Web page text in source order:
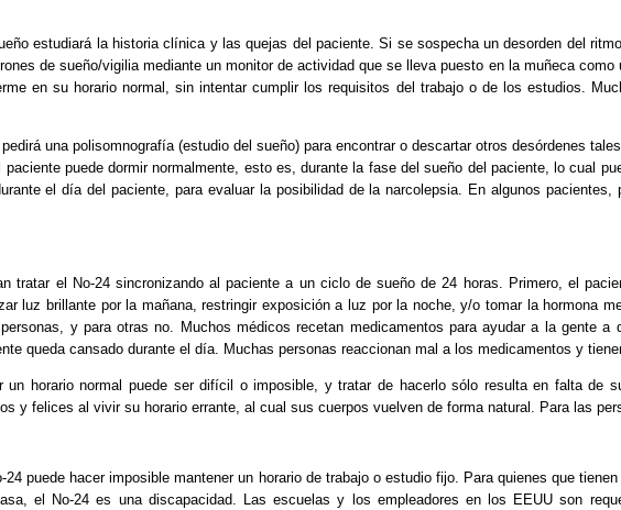
estudiará la historia clínica y las quejas del paciente. Si se sospecha un desorden del
de sueño/vigilia mediante un monitor de actividad que se lleva puesto en la muñeca
en su horario normal, sin intentar cumplir los requisitos del trabajo o de los estudios.
una polisomnografía (estudio del sueño) para encontrar o descartar otros desórdenes
puede dormir normalmente, esto es, durante la fase del sueño del paciente, lo cual
el día del paciente, para evaluar la posibilidad de la narcolepsia. En algunos
tratar el No-24 sincronizando al paciente a un ciclo de sueño de 24 horas. Primero, el
luz brillante por la mañana, restringir exposición a luz por la noche, y/o tomar la hormona
y para otras no. Muchos médicos recetan medicamentos para ayudar a la gente
queda cansado durante el día. Muchas personas reaccionan mal a los medicamentos y
un horario normal puede ser difícil o imposible, y tratar de hacerlo sólo resulta en falta de
y felices al vivir su horario errante, al cual sus cuerpos vuelven de forma natural. Para las
puede hacer imposible mantener un horario de trabajo o estudio fijo. Para quienes que
el No-24 es una discapacidad. Las escuelas y los empleadores en los EEUU son